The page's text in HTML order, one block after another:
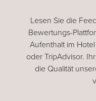
Lesen Sie die
Bewertungs-
Aufenthalt im
oder TripAdvisor.
die Qualität